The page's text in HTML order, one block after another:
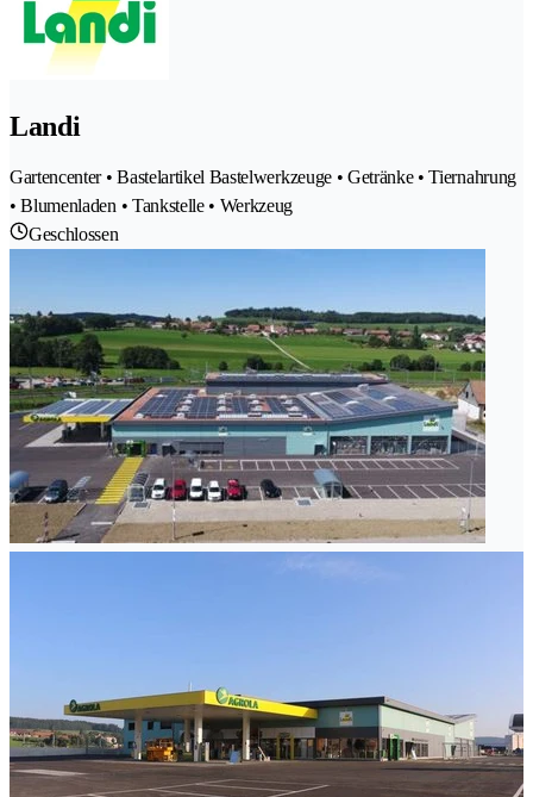
Landi
Gartencenter • Bastelartikel Bastelwerkzeuge • Getränke • Tiernahrung
• Blumenladen • Tankstelle • Werkzeug
Geschlossen